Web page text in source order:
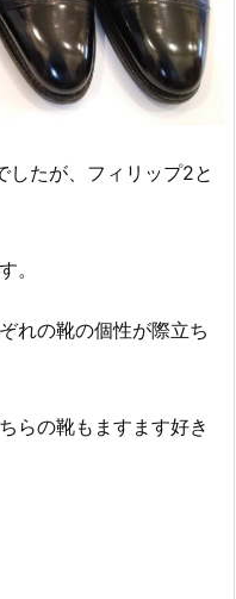
したが、フィリップ2と
。
れの靴の個性が際立ち
らの靴もますます好き